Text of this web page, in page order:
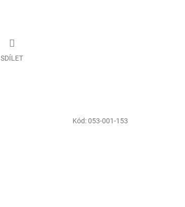
SDÍLET
Kód:053-001-153